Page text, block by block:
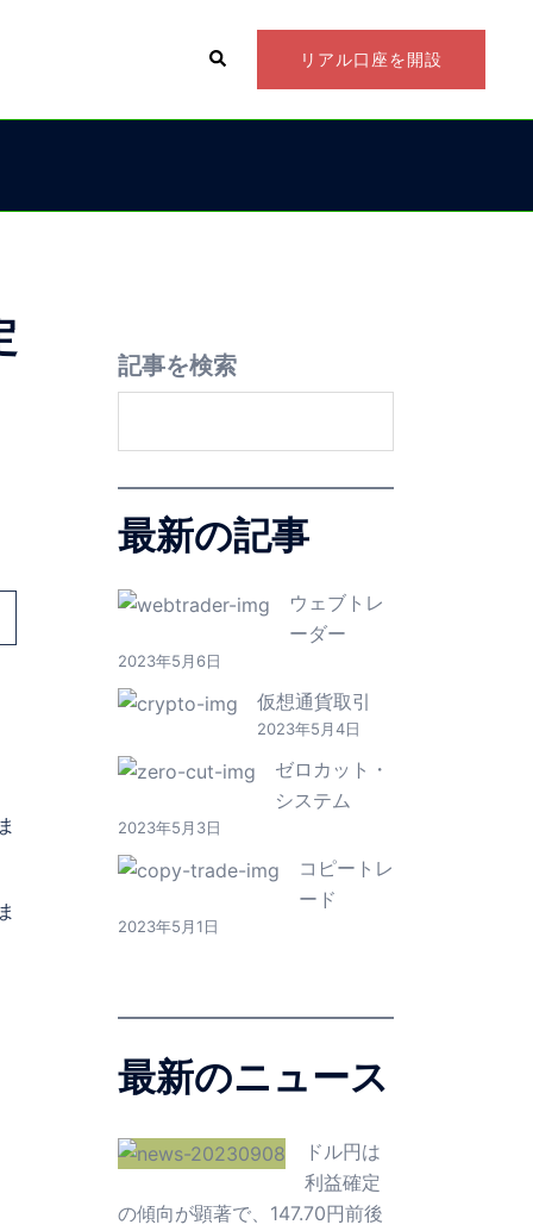
リアル口座を開設
記事を検索
最新の記事
ウェブトレ
ーダー
2023年5月6日
仮想通貨取引
2023年5月4日
ゼロカット・
システム
2023年5月3日
コピートレ
ード
2023年5月1日
最新のニュース
ドル円は
利益確定
の傾向が顕著で、147.70円前後